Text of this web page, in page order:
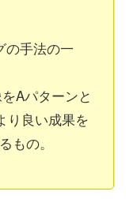
の手法の一
Aパターンと
り良い成果を
もの。